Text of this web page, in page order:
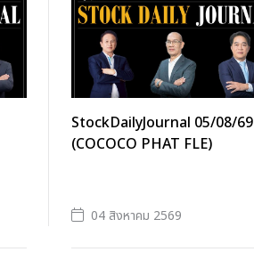
StockDailyJournal 05/08/69
(COCOCO PHAT FLE)
04 สิงหาคม 2569